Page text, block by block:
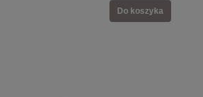
Do koszyka